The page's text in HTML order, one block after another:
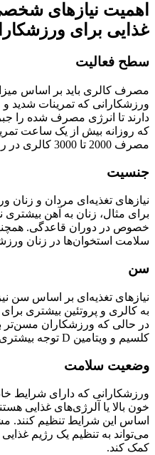
اهمیت نیازهای
غذایی برای
سطح فعالیت
مصرف کالری باید بر اساس
ورزشکارانی که تمرینات شدید و
دارند تا انرژی مصرف شده را
که روزانه بیش از یک ساعت
مصرف 2000 تا 3000 کالری در روز داشته باشند.
جنسیت
نیازهای تغذیه‌ای مردان و زنان
برای مثال، زنان به آهن بیشتری
خصوص در دوران قاعدگی.
سلامت استخوان‌ها در زنان
سن
نیازهای تغذیه‌ای بر اساس سن
به کالری و پروتئین بیشتری
در حالی که ورزشکاران مسن‌تر
کلسیم و ویتامین D توجه بیشتری داشته باشند.
وضعیت سلامت
ورزشکارانی که دارای شرایط
خون بالا یا آلرژی‌های غذایی
اساس این شرایط تنظیم کنند.
می‌تواند به تنظیم یک رژیم
کمک کند.